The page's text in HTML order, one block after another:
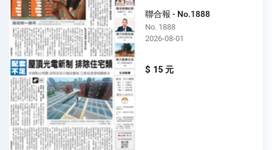
聯合報 - No.1888
No. 1888
2026-08-01
$ 15 元